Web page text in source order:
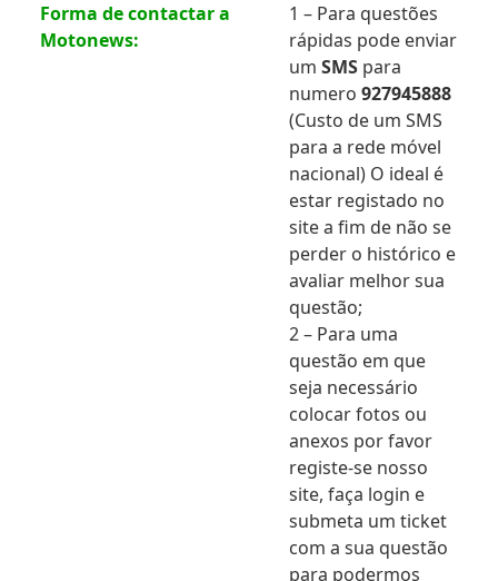
Forma de contactar a
Motonews:
1 – Para questões
rápidas pode enviar
um SMS para
numero 927945888
(Custo de um SMS
para a rede móvel
nacional) O ideal é
estar registado no
site a fim de não se
perder o histórico e
avaliar melhor sua
questão;
2 – Para uma
questão em que
seja necessário
colocar fotos ou
anexos por favor
registe-se nosso
site, faça login e
submeta um ticket
com a sua questão
para podermos